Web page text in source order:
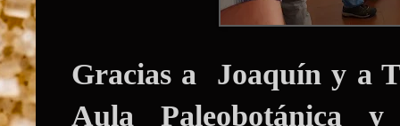
Gracias a Joaquín y a
Aula Paleobotánica y